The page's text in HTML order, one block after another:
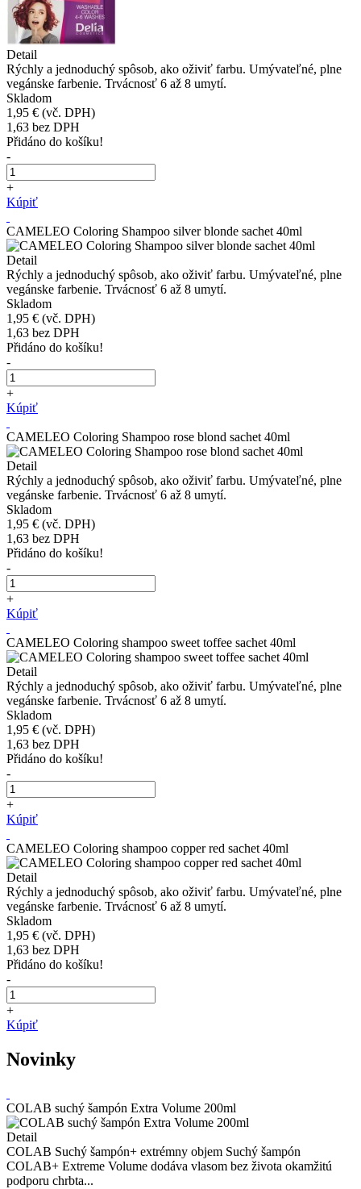
Detail
Rýchly a jednoduchý spôsob, ako oživiť farbu. Umývateľné, plne
vegánske farbenie. Trvácnosť 6 až 8 umytí.
Skladom
1,95 € (vč. DPH)
1,63 bez DPH
Přidáno do košíku!
-
+
Kúpiť
CAMELEO Coloring Shampoo silver blonde sachet 40ml
Detail
Rýchly a jednoduchý spôsob, ako oživiť farbu. Umývateľné, plne
vegánske farbenie. Trvácnosť 6 až 8 umytí.
Skladom
1,95 € (vč. DPH)
1,63 bez DPH
Přidáno do košíku!
-
+
Kúpiť
CAMELEO Coloring Shampoo rose blond sachet 40ml
Detail
Rýchly a jednoduchý spôsob, ako oživiť farbu. Umývateľné, plne
vegánske farbenie. Trvácnosť 6 až 8 umytí.
Skladom
1,95 € (vč. DPH)
1,63 bez DPH
Přidáno do košíku!
-
+
Kúpiť
CAMELEO Coloring shampoo sweet toffee sachet 40ml
Detail
Rýchly a jednoduchý spôsob, ako oživiť farbu. Umývateľné, plne
vegánske farbenie. Trvácnosť 6 až 8 umytí.
Skladom
1,95 € (vč. DPH)
1,63 bez DPH
Přidáno do košíku!
-
+
Kúpiť
CAMELEO Coloring shampoo copper red sachet 40ml
Detail
Rýchly a jednoduchý spôsob, ako oživiť farbu. Umývateľné, plne
vegánske farbenie. Trvácnosť 6 až 8 umytí.
Skladom
1,95 € (vč. DPH)
1,63 bez DPH
Přidáno do košíku!
-
+
Kúpiť
Novinky
COLAB suchý šampón Extra Volume 200ml
Detail
COLAB Suchý šampón+ extrémny objem Suchý šampón
COLAB+ Extreme Volume dodáva vlasom bez života okamžitú
podporu chrbta...